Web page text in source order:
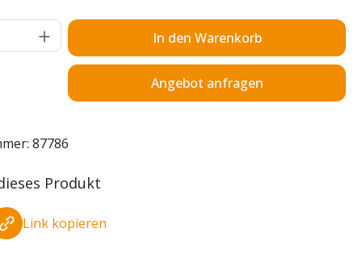
Gib den gewünschten Wert
In den Warenkorb
Angebot anfragen
87786
Produkt
Link kopieren